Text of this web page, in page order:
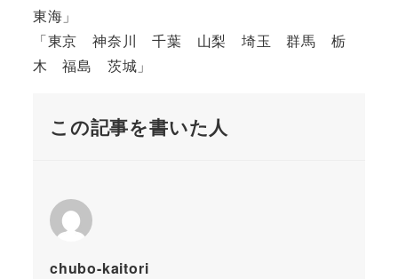
東海」
「東京 神奈川 千葉 山梨 埼玉 群馬 栃
木 福島 茨城」
この記事を書いた人
chubo-kaitori